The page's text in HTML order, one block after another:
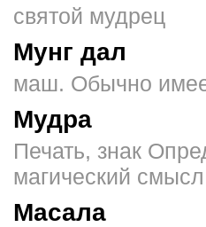
святой мудрец
Мунг дал
маш. Обычно
Мудра
Печать, знак
магический
Масала